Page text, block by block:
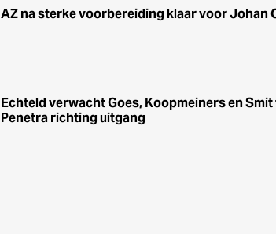
AZ na sterke voorbereiding klaar voor Johan
Echteld verwacht Goes, Koopmeiners en
Penetra richting uitgang